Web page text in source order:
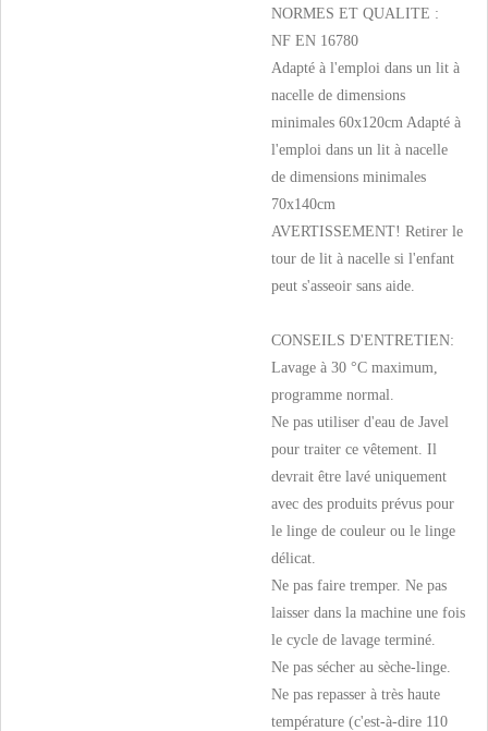
NORMES ET QUALITE :
NF EN 16780
Adapté à l'emploi dans un lit à
nacelle de dimensions
minimales 60x120cm Adapté à
l'emploi dans un lit à nacelle
de dimensions minimales
70x140cm
AVERTISSEMENT! Retirer le
tour de lit à nacelle si l'enfant
peut s'asseoir sans aide.
CONSEILS D'ENTRETIEN:
Lavage à 30 °C maximum,
programme normal.
Ne pas utiliser d'eau de Javel
pour traiter ce vêtement. Il
devrait être lavé uniquement
avec des produits prévus pour
le linge de couleur ou le linge
délicat.
Ne pas faire tremper. Ne pas
laisser dans la machine une fois
le cycle de lavage terminé.
Ne pas sécher au sèche-linge.
Ne pas repasser à très haute
température (c'est-à-dire 110